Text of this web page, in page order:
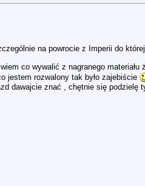
na powrocie z Imperii do
co wywalić z nagranego materiału
jestem rozwalony tak było zajebiście
dawajcie znać , chętnie się podzielę